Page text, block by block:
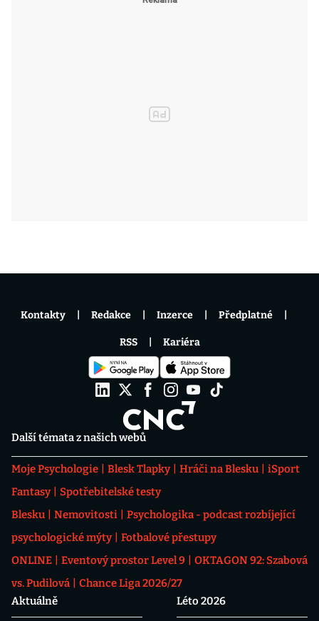
Další témata z našich webů
Moje Psychologie Blesk Tlapky Hráči na Blesku
iSport
Fantasy
Spotřebitelské testy
Blesku
Nemovitosti
Psychologika - podcast rozbíjející
psychologické mýty
Fotbalové přestupy
ONLINE
Eventový prostor Level 9
OKTAGON 92: Szabová
vs. Pudilová
Chance Liga 2026/27
Aktuálně
Léto 2026
Kontakty Redakce Inzerce Předplatné
RSS Kariéra